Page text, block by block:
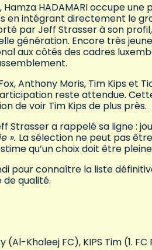
HADAMARI occupe une
en intégrant directement le
par Jeff Strasser à son
génération. Encore très
aux côtés des cadres
Anthony Moris, Tim Kips et
reste attendue.
de voir Tim Kips de plus près.
Strasser a rappelé sa ligne :
». La sélection ne peut pas
qu’un choix doit être
pour connaître la liste
de qualité.
(Al-Khaleej FC), KIPS Tim (1. FC